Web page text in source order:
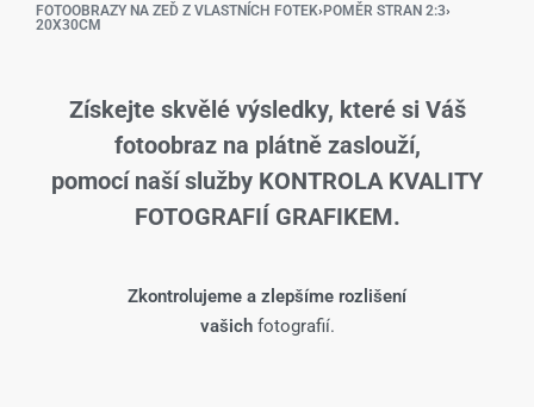
FOTOOBRAZY NA ZEĎ Z VLASTNÍCH FOTEK› POMĚR STRAN 2:3›
20X30CM
Získejte skvělé výsledky, které si Váš
fotoobraz na plátně zaslouží,
pomocí naší služby KONTROLA KVALITY
FOTOGRAFIÍ GRAFIKEM.
Zkontrolujeme a zlepšíme rozlišení
vašich fotografií.